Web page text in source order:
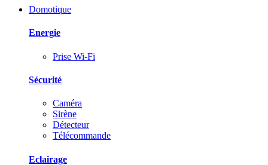
Domotique
Energie
Prise Wi-Fi
Sécurité
Caméra
Sirène
Détecteur
Télécommande
Eclairage